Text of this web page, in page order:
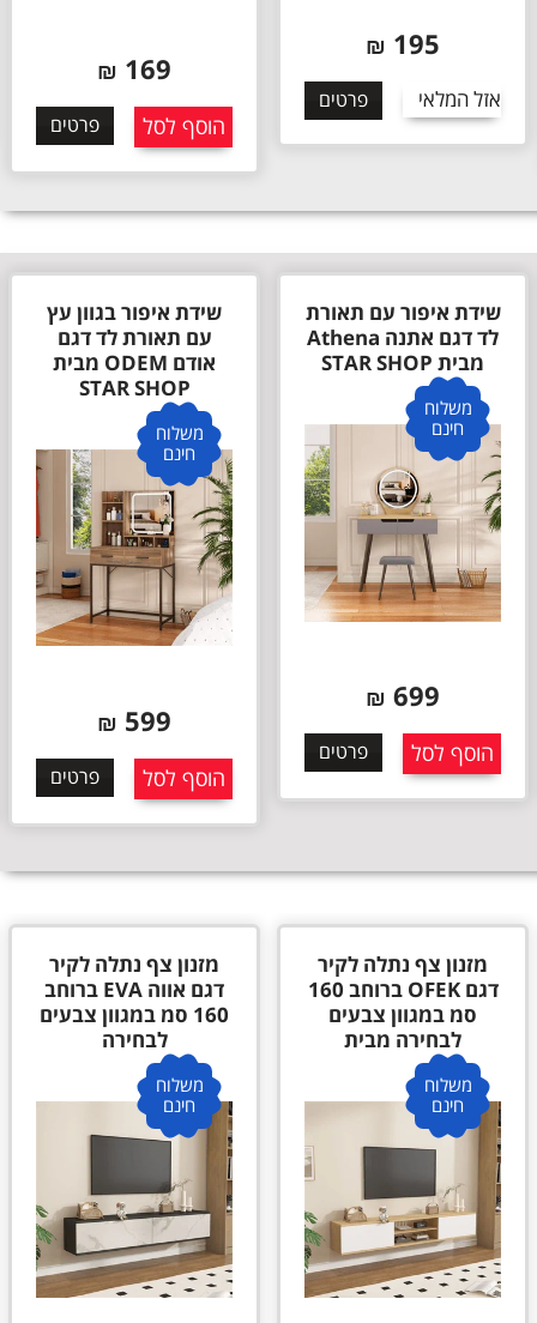
195
₪
אזל המלאי פרטים
169
₪
הוסף לסל פרטים
שידת איפור עם תאורת
לד דגם אתנה Athena
מבית STAR SHOP
משלוח
חינם
699
₪
הוסף לסל פרטים
שידת איפור בגוון עץ
עם תאורת לד דגם
אודם ODEM מבית
STAR SHOP
משלוח
חינם
599
₪
הוסף לסל פרטים
מזנון צף נתלה לקיר
דגם OFEK ברוחב 160
סמ במגוון צבעים
לבחירה מבית
משלוח
חינם
מזנון צף נתלה לקיר
דגם אווה EVA ברוחב
160 סמ במגוון צבעים
לבחירה
משלוח
חינם